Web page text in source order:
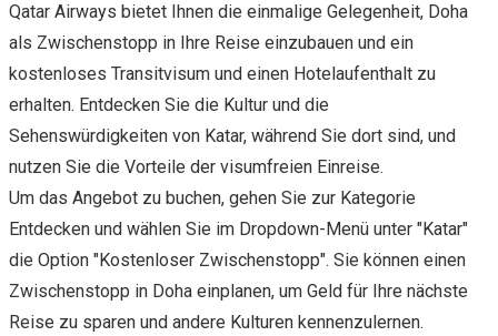
Qatar Airways bietet Ihnen die einmalige Gelegenheit, Doha
als Zwischenstopp in Ihre Reise einzubauen und ein
kostenloses Transitvisum und einen Hotelaufenthalt zu
erhalten. Entdecken Sie die Kultur und die
Sehenswürdigkeiten von Katar, während Sie dort sind, und
nutzen Sie die Vorteile der visumfreien Einreise.
Um das Angebot zu buchen, gehen Sie zur Kategorie
Entdecken und wählen Sie im Dropdown-Menü unter "Katar"
die Option "Kostenloser Zwischenstopp". Sie können einen
Zwischenstopp in Doha einplanen, um Geld für Ihre nächste
Reise zu sparen und andere Kulturen kennenzulernen.